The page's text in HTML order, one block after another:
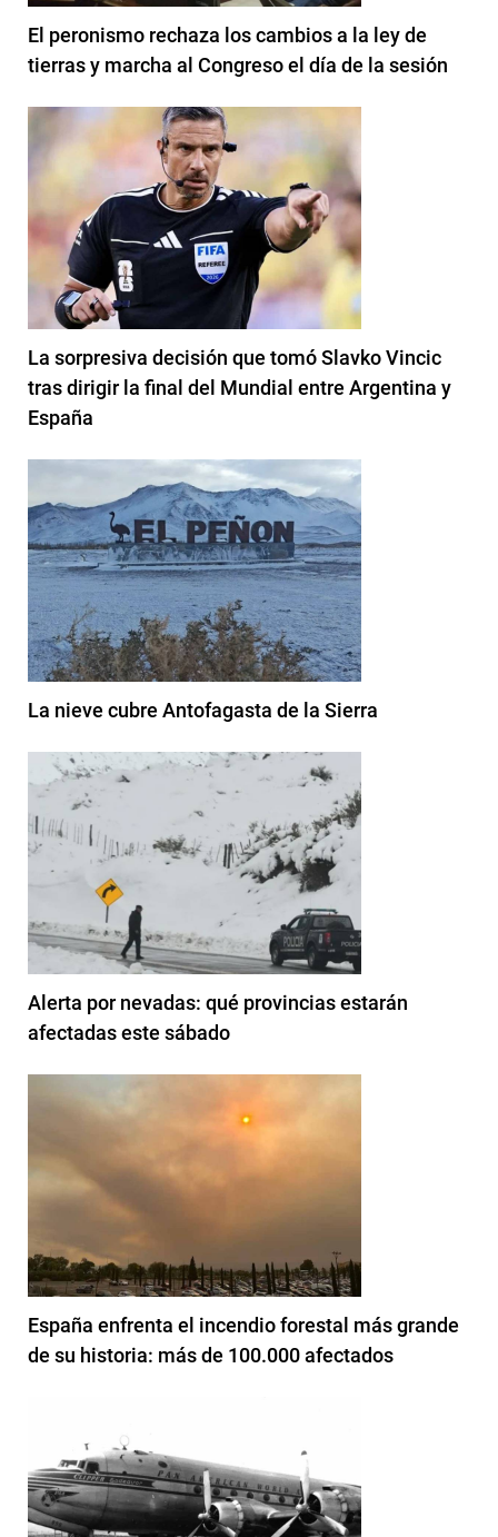
El peronismo rechaza los cambios a la ley de
tierras y marcha al Congreso el día de la sesión
La sorpresiva decisión que tomó Slavko Vincic
tras dirigir la final del Mundial entre Argentina y
España
La nieve cubre Antofagasta de la Sierra
Alerta por nevadas: qué provincias estarán
afectadas este sábado
España enfrenta el incendio forestal más grande
de su historia: más de 100.000 afectados